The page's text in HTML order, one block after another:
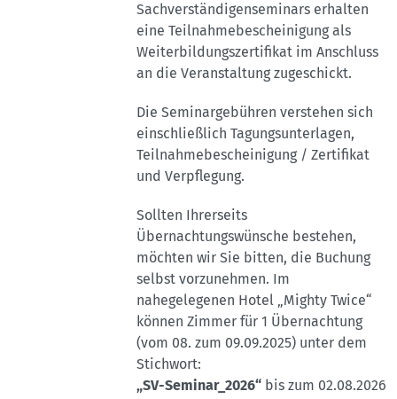
Sachverständigenseminars erhalten
eine Teilnahmebescheinigung als
Weiterbildungszertifikat im Anschluss
an die Veranstaltung zugeschickt.
Die Seminargebühren verstehen sich
einschließlich Tagungsunterlagen,
Teilnahmebescheinigung / Zertifikat
und Verpflegung.
Sollten Ihrerseits
Übernachtungswünsche bestehen,
möchten wir Sie bitten, die Buchung
selbst vorzunehmen. Im
nahegelegenen Hotel „Mighty Twice“
können Zimmer für 1 Übernachtung
(vom 08. zum 09.09.2025) unter dem
Stichwort:
„SV-Seminar_2026“ bis zum 02.08.2026